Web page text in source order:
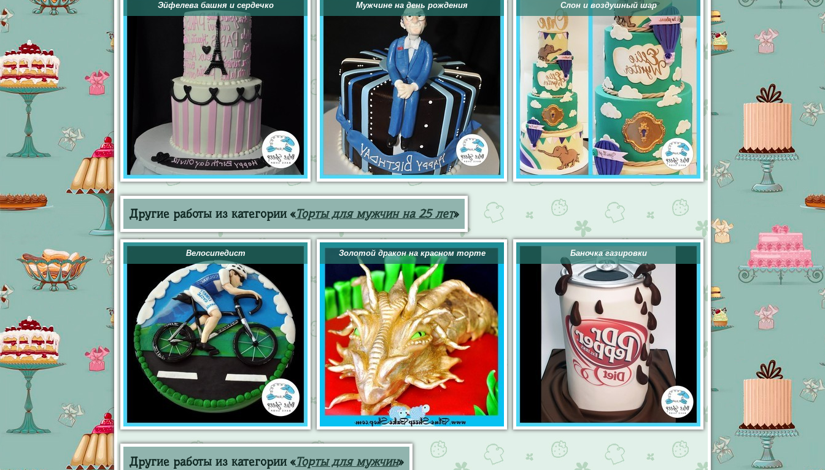
Эйфелева башня и сердечко Мужчине на день рождения Слон и воздушный шар
Другие работы из категории «Торты для мужчин на 25 лет»
Велосипедист Золотой дракон на красном торте Баночка газировки
Другие работы из категории «Торты для мужчин»